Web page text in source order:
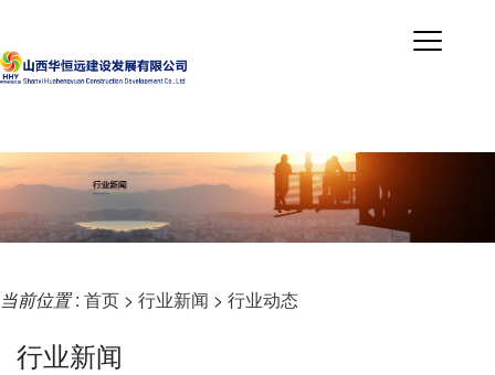
当前位置: 首页 > 行业新闻 > 行业动态
行业新闻